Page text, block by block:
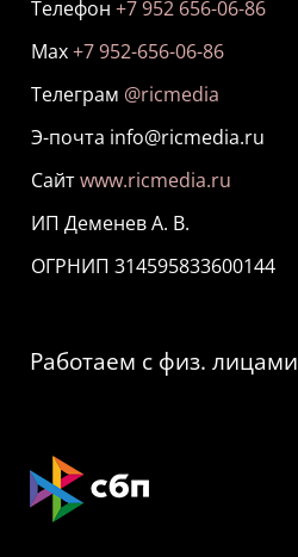
Телефон +7 952 656-06-86
Мах+7 952-656-06-86
Телеграм @ricmedia
Э-почта info@ricmedia.ru
Сайтwww.ricmedia.ru
ИП Деменев А. В.
ОГРНИП 314595833600144
Работаем с физ. лицами